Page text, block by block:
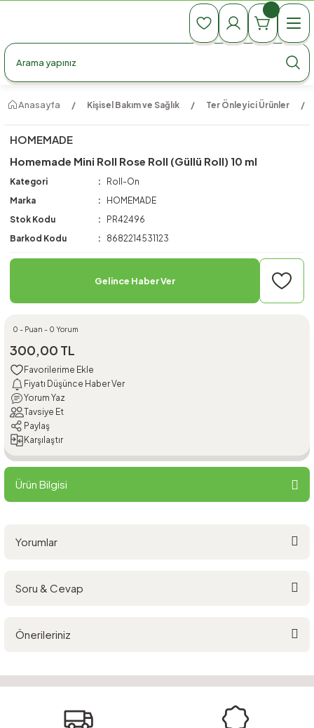
990 TL Üzeri Ücretsiz Kargo
990 TL Üzeri Ücretsiz Kargo
Anasayfa Kişisel Bakım ve Sağlık Ter Önleyici Ürünler
HOMEMADE
Homemade Mini Roll Rose Roll (Güllü Roll) 10 ml
Kategori
Roll-On
Marka
HOMEMADE
Stok Kodu
PR42496
Barkod Kodu
8682214531123
Gelince Haber Ver
0 - Puan - 0 Yorum
300,00 TL
Fiyatı Düşünce Haber Ver
Yorum Yaz
Tavsiye Et
Paylaş
Karşılaştır
Ürün Bilgisi
Yorumlar
Soru & Cevap
Soru Sor
Önerileriniz
Görüş ve önerileriniz için teşekkür ederiz.